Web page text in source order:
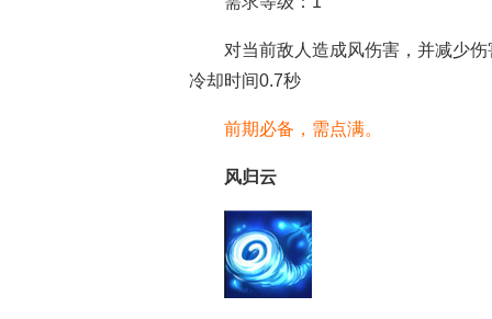
对当前敌人造成风伤害，并减少
冷却时间0.7秒
前期必备，需点满。
风归云